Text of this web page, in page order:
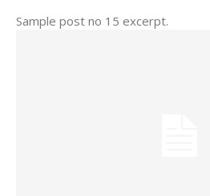
Sample post no 15 excerpt.